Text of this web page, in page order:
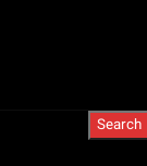
Search